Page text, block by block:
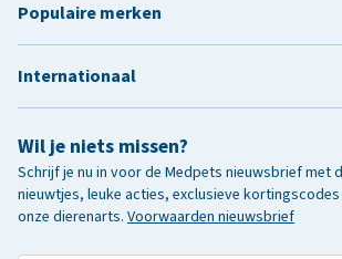
Wil je niets missen?
Schrijf je nu in voor de Medpets nieuwsbrief met
nieuwtjes, leuke acties, exclusieve
onze dierenarts. Voorwaarden nieuwsbrief
Populaire merken
Internationaal